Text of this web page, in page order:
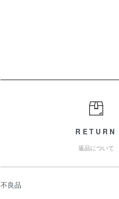
RETURN
返品について
不良品